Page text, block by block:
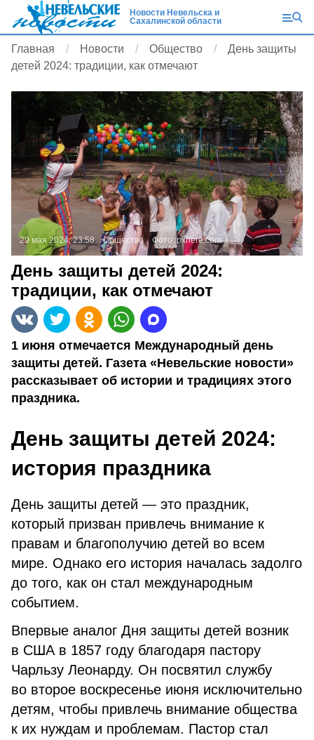
Новости Невельска и
Сахалинской области
Главная Новости Общество
День защиты
детей 2024: традиции, как отмечают
29 мая 2024, 23:58 Общество Фото:pxhere.com
День защиты детей 2024:
традиции, как отмечают
1 июня отмечается Международный день
защиты детей. Газета «Невельские новости»
рассказывает об истории и традициях этого
праздника.
День защиты детей 2024:
история праздника
День защиты детей — это праздник,
который призван привлечь внимание к
правам и благополучию детей во всем
мире. Однако его история началась задолго
до того, как он стал международным
событием.
Впервые аналог Дня защиты детей возник
в США в 1857 году благодаря пастору
Чарльзу Леонарду. Он посвятил службу
во второе воскресенье июня исключительно
детям, чтобы привлечь внимание общества
к их нуждам и проблемам. Пастор стал